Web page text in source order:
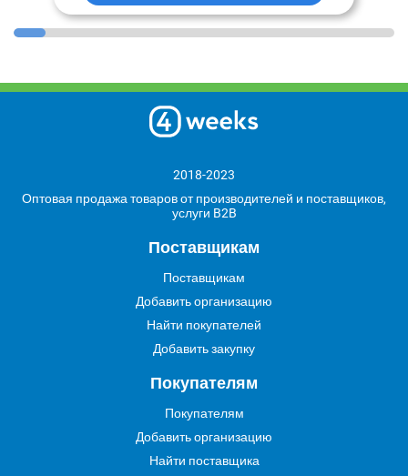
2018-2023
Оптовая продажа товаров от производителей и поставщиков,
услуги B2B
Поставщикам
Поставщикам
Добавить организацию
Найти покупателей
Добавить закупку
Покупателям
Покупателям
Добавить организацию
Найти поставщика